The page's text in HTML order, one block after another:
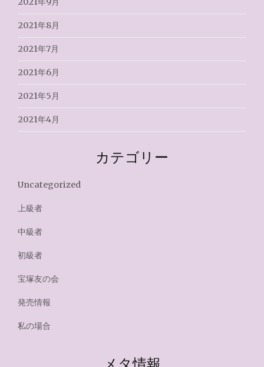
2021年8月
2021年7月
2021年6月
2021年5月
2021年4月
カテゴリー
Uncategorized
上級者
中級者
初級者
宝塚友の会
発売情報
私の場合
メタ情報